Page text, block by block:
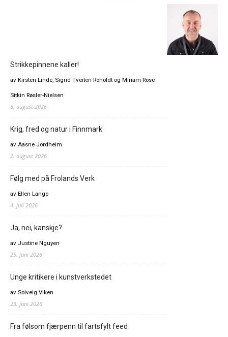
Strikkepinnene kaller!
av Kirsten Linde, Sigrid Tveiten Roholdt og Miriam Rose
Sitkin Røsler-Nielsen
6. august 2026
Krig, fred og natur i Finnmark
av Aasne Jordheim
2. august 2026
Følg med på Frolands Verk
av Ellen Lange
4. juli 2026
Ja, nei, kanskje?
av Justine Nguyen
25. juni 2026
Unge kritikere i kunstverkstedet
av Solveig Viken
23. juni 2026
Fra følsom fjærpenn til fartsfylt feed